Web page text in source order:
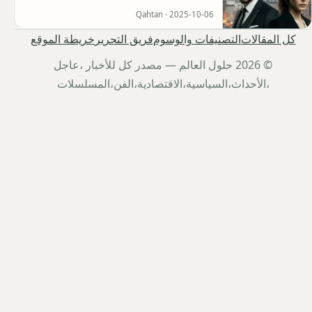
Qahtan · 2025-10-06
كل المقالاتالتصنيفات والوسومفريق التحرير خريطة الموقع
© 2026 حلول العالم — مصدر كل للأخبار ،عاجل
،الأحداث،السياسية،الاقتصادية،الفن،المسلسلات